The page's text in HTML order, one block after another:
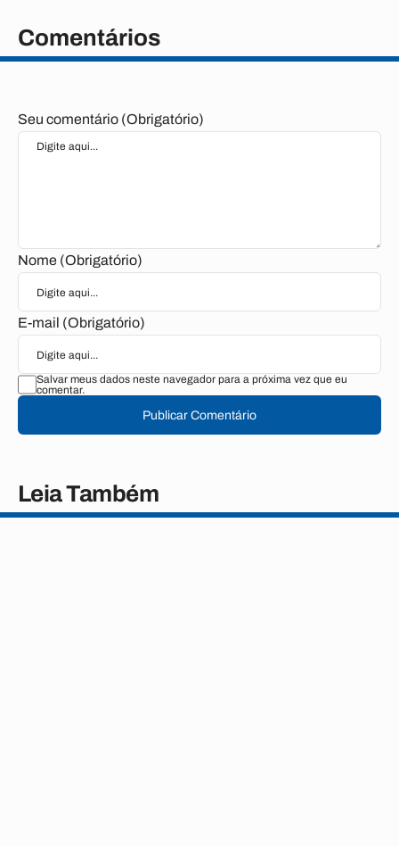
Comentários
Seu comentário (Obrigatório)
Nome (Obrigatório)
E-mail (Obrigatório)
Salvar meus dados neste navegador para a próxima vez que eu
comentar.
Publicar Comentário
Leia Também